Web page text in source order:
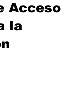
Acceso
la